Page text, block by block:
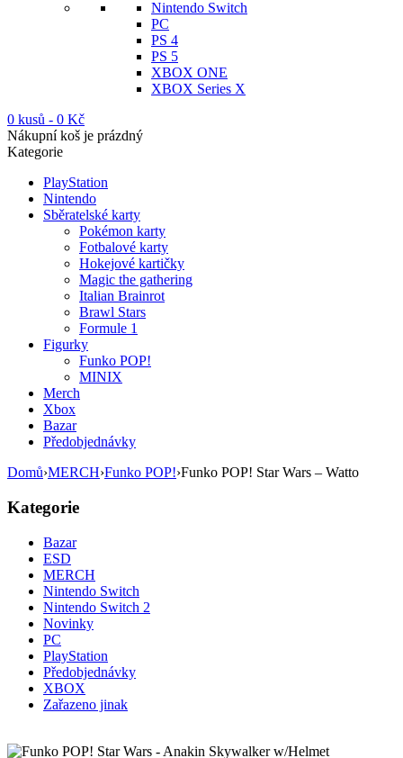
Nintendo Switch
PC
PS 4
PS 5
XBOX ONE
XBOX Series X
0 kusů - 0 Kč
Nákupní koš je prázdný
Kategorie
PlayStation
Nintendo
Sběratelské karty
Pokémon karty
Fotbalové karty
Hokejové kartičky
Magic the gathering
Italian Brainrot
Brawl Stars
Formule 1
Figurky
Funko POP!
MINIX
Merch
Xbox
Bazar
Předobjednávky
Domů›MERCH›Funko POP!›Funko POP! Star Wars – Watto
Kategorie
Bazar
ESD
MERCH
Nintendo Switch
Nintendo Switch 2
Novinky
PC
PlayStation
Předobjednávky
XBOX
Zařazeno jinak